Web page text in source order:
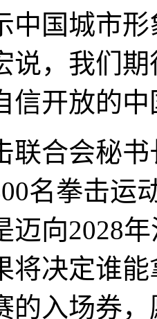
中国城市
说，我们
信开放的
合会秘书
名拳击运
迈向2028
将决定谁
的入场券